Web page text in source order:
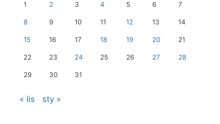
1 2 3 4 5 6 7
8 9 10 11 12 13 14
15 16 17 18 19 20 21
22 23 24 25 26 27 28
29 30 31
« lis sty »